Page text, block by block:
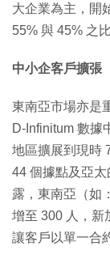
大企業為主，開
55% 與 45% 之
中小企客戶擴張
東南亞市場亦是
D-Infinitum 數據
地區擴展到現時
44 個據點及亞
露，東南亞（如
增至 300 人，新
讓客戶以單一合